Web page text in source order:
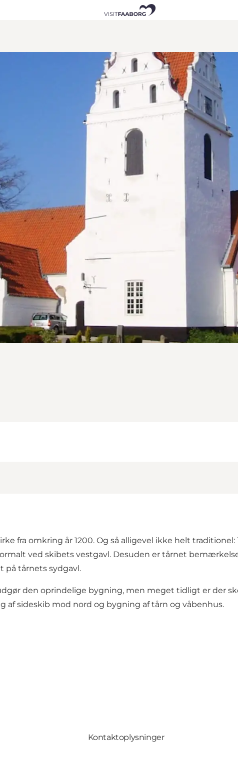
fra omkring år 1200. Og så alligevel ikke helt
ved skibets vestgavl. Desuden er tårnet
på tårnets sydgavl.
den oprindelige bygning, men meget tidligt er der
af sideskib mod nord og bygning af tårn og våbenhus.
Kontaktoplysninger